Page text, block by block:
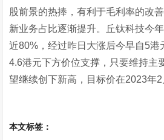
股前景的热捧，有利于毛利率的改
新业务占比逐渐提升。丘钛科技今
近80%，经过昨日大涨后今早自5港
4.6港元下方价位支撑，只要维持主
望继续创下新高，目标价在2023年2
本文标签：